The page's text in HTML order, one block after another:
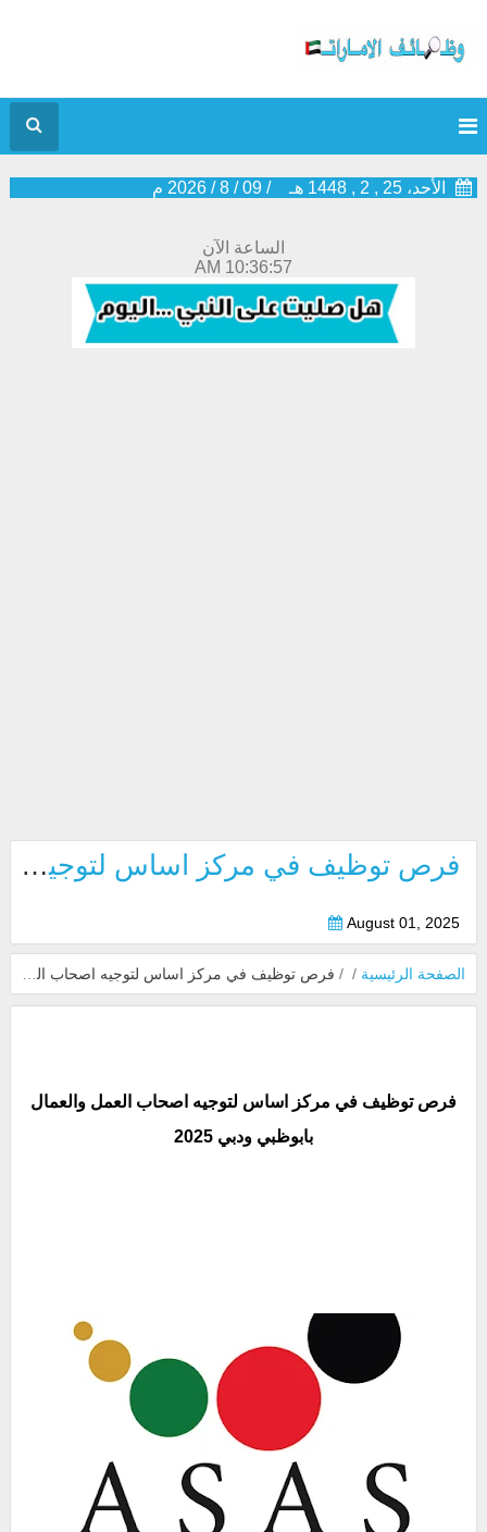
الأحد، 25 , 2 , 1448 هـ /
09
/
8
/
2026 م
الساعة الآن
10:36:58 AM
فرص توظيف في مركز اساس لتوجيه اصحاب العمل والعمال بابوظبي ودبي 2025
August 01, 2025
الصفحة الرئيسية /
/ فرص توظيف في مركز اساس لتوجيه اصحاب العمل والعمال بابوظبي ودبي 2025
فرص توظيف في مركز اساس لتوجيه اصحاب العمل والعمال
بابوظبي ودبي 2025